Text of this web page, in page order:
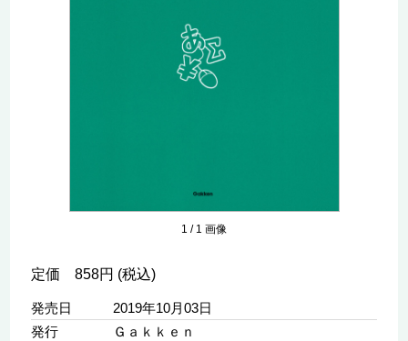
1 / 1 画像
定価 858円 (税込)
発売日
2019年10月03日
発行
Ｇａｋｋｅｎ